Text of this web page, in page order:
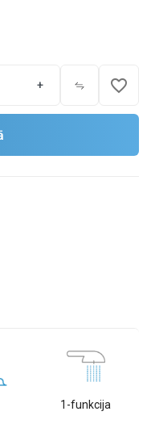
+ favorite_border
1-funkcija